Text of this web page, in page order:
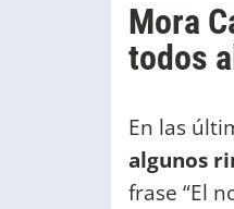
Mora
todos
En las
algunos
frase “El